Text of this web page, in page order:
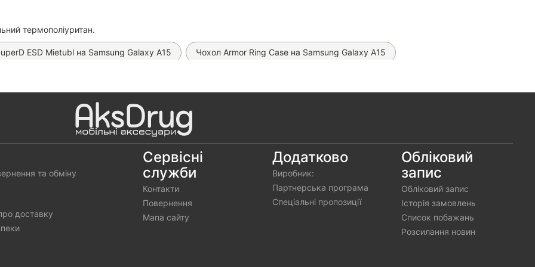
термополіуритан.
ESD Mietubl на Samsung Galaxy A15 Чохол Armor Ring Case на Samsung Galaxy A15
Original Silicone Case на Samsung Galaxy A15 (Рожевий)
Leather Book на Samsung Galaxy A15 Чохол Pretty Things на Samsung Galaxy A15
Чохол Matt Ring на Samsung Galaxy A15 Чохол Fibra Book на Samsung Galaxy A15
Silicone Case на Samsung Galaxy A15 Чохол Silicone Case на Samsung Galaxy A15 (Оригінал)
та обміну
доставку
Сервісні
служби
Контакти
Повернення
Мапа сайту
Додатково
Виробник:
Партнерська програма
Спеціальні пропозиції
Обліковий
запис
Обліковий запис
Історія замовлень
Список побажань
Розсилання новин